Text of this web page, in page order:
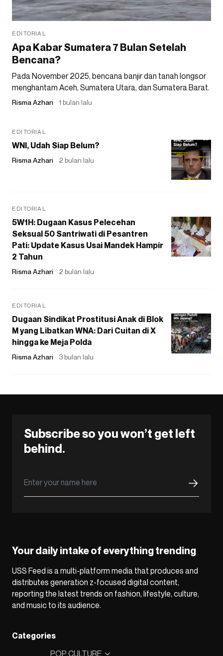
EDITORIAL
Apa Kabar Sumatera 7 Bulan Setelah
Bencana?
Pada November 2025, bencana banjir dan tanah longsor
menghantam Aceh, Sumatera Utara, dan Sumatera Barat.
Risma Azhari 1 bulan lalu
EDITORIAL
WNI, Udah Siap Belum?
Risma Azhari 2 bulan lalu
EDITORIAL
5W1H: Dugaan Kasus Pelecehan
Seksual 50 Santriwati di Pesantren
Pati: Update Kasus Usai Mandek Hampir
2 Tahun
Risma Azhari 2 bulan lalu
EDITORIAL
Dugaan Sindikat Prostitusi Anak di Blok
M yang Libatkan WNA: Dari Cuitan di X
hingga ke Meja Polda
Risma Azhari 3 bulan lalu
Subscribe so you won’t get left
behind.
Your daily intake of everything trending
USS Feed is a multi-platform media that produces and
distributes generation z-focused digital content,
reporting the latest trends on fashion, lifestyle, culture,
and music to its audience.
Categories
POP CULTURE